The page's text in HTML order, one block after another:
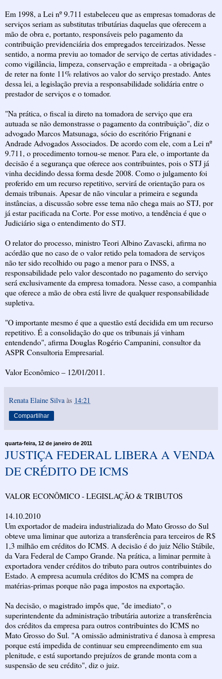
Em 1998, a Lei nº 9.711 estabeleceu que as empresas tomadoras de
serviços seriam as substitutas tributárias daquelas que oferecem a
mão de obra e, portanto, responsáveis pelo pagamento da
contribuição previdenciária dos empregados terceirizados. Nesse
sentido, a norma previu ao tomador de serviço de certas atividades -
como vigilância, limpeza, conservação e empreitada - a obrigação
de reter na fonte 11% relativos ao valor do serviço prestado. Antes
dessa lei, a legislação previa a responsabilidade solidária entre o
prestador de serviços e o tomador.
"Na prática, o fiscal ia direto na tomadora de serviço que era
autuada se não demonstrasse o pagamento da contribuição", diz o
advogado Marcos Matsunaga, sócio do escritório Frignani e
Andrade Advogados Associados. De acordo com ele, com a Lei nº
9.711, o procedimento tornou-se menor. Para ele, o importante da
decisão é a segurança que oferece aos contribuintes, pois o STJ já
vinha decidindo dessa forma desde 2008. Como o julgamento foi
proferido em um recurso repetitivo, servirá de orientação para os
demais tribunais. Apesar de não vincular a primeira e segunda
instâncias, a discussão sobre esse tema não chega mais ao STJ, por
já estar pacificada na Corte. Por esse motivo, a tendência é que o
Judiciário siga o entendimento do STJ.
O relator do processo, ministro Teori Albino Zavascki, afirma no
acórdão que no caso de o valor retido pela tomadora de serviços
não ter sido recolhido ou pago a menor para o INSS, a
responsabilidade pelo valor descontado no pagamento do serviço
será exclusivamente da empresa tomadora. Nesse caso, a companhia
que oferece a mão de obra está livre de qualquer responsabilidade
supletiva.
"O importante mesmo é que a questão está decidida em um recurso
repetitivo. É a consolidação do que os tribunais já vinham
entendendo", afirma Douglas Rogério Campanini, consultor da
ASPR Consultoria Empresarial.
Valor Econômico – 12/01/2011.
Renata Elaine Silva às 14:21
Compartilhar
quarta-feira, 12 de janeiro de 2011
JUSTIÇA FEDERAL LIBERA A VENDA
DE CRÉDITO DE ICMS
VALOR ECONÔMICO - LEGISLAÇÃO & TRIBUTOS
14.10.2010
Um exportador de madeira industrializada do Mato Grosso do Sul
obteve uma liminar que autoriza a transferência para terceiros de R$
1,3 milhão em créditos do ICMS. A decisão é do juiz Nélio Stábile,
da Vara Federal de Campo Grande. Na prática, a liminar permite à
exportadora vender créditos do tributo para outros contribuintes do
Estado. A empresa acumula créditos do ICMS na compra de
matérias-primas porque não paga impostos na exportação.
Na decisão, o magistrado impôs que, "de imediato", o
superintendente da administração tributária autorize a transferência
dos créditos da empresa para outros contribuintes do ICMS no
Mato Grosso do Sul. "A omissão administrativa é danosa à empresa
porque está impedida de continuar seu empreendimento em sua
plenitude, e está suportando prejuízos de grande monta com a
suspensão de seu crédito", diz o juiz.